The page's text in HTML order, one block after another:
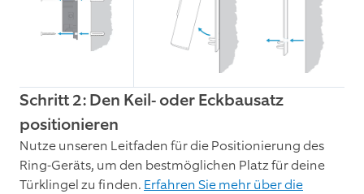
Schritt 2: Den Keil- oder Eckbausatz
positionieren
Nutze unseren Leitfaden für die Positionierung des
Ring-Geräts, um den bestmöglichen Platz für deine
Türklingel zu finden. Erfahren Sie mehr über die